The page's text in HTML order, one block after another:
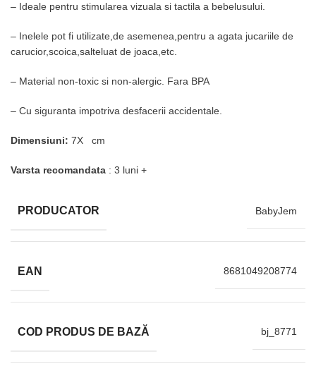
– Ideale pentru stimularea vizuala si tactila a bebelusului.
– Inelele pot fi utilizate,de asemenea,pentru a agata jucariile de
carucior,scoica,salteluat de joaca,etc.
– Material non-toxic si non-alergic. Fara BPA
– Cu siguranta impotriva desfacerii accidentale.
Dimensiuni: 7X cm
Varsta recomandata : 3 luni +
PRODUCATOR BabyJem
EAN 8681049208774
COD PRODUS DE BAZĂ bj_8771